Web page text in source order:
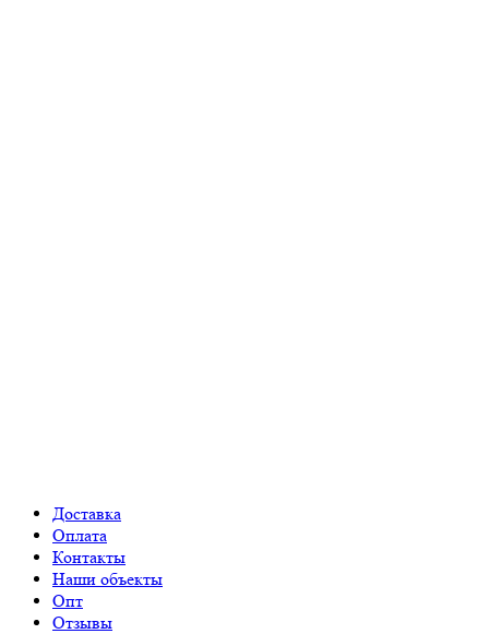
Доставка
Оплата
Контакты
Наши объекты
Опт
Отзывы